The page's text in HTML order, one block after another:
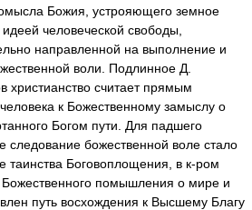
Божия, устрояющего земное
человеческой свободы,
направленной на выполнение и
воли. Подлинное Д.
христианство считает прямым
к Божественному замыслу о
Богом пути. Для падшего
следование божественной воле стало
Боговоплощения, в к-ром
помышления о мире и
путь восхождения к Высшему Благу